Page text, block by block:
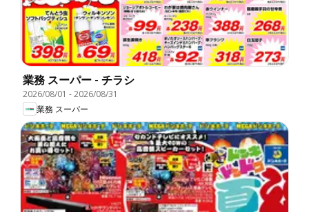
業務 スーパー - チラシ
2026/08/01 -2026/08/31
業務 スーパー